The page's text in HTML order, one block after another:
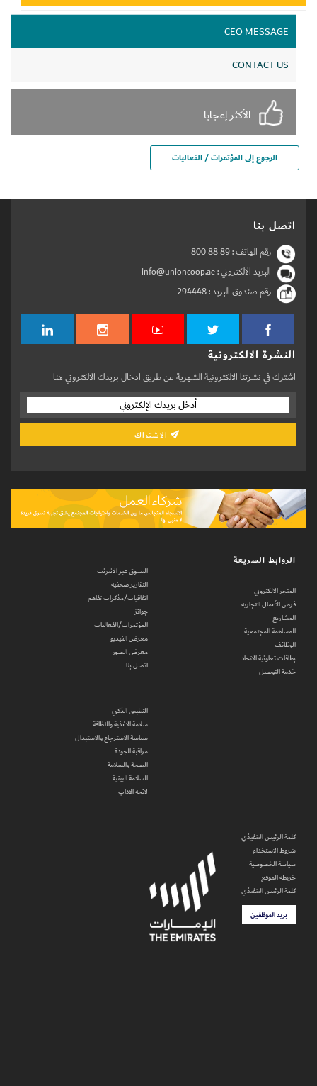
CEO MESSAGE
CONTACT US
الأكثر إعجابا
الرجوع إلى المؤتمرات / الفعاليات
اتصل بنا
رقم الهاتف :800 88 89
البريد الالكتروني : info@unioncoop.ae
رقم صندوق البريد :294448
النشرة الالكترونية
اشترك في نشرتنا الالكترونية الشهرية عن طريق ادخال بريدك الالكتروني هنا
الروابط السريعة
المتجر الالكتروني
فرص الأعمال التجارية
المشاريع
المساهمة المجتمعية
الوظائف
بطاقات تعاونية الاتحاد
خدمة التوصيل
التسوق عبر الانترنت
التقارير صحفية
اتفاقيات/مذكرات تفاهم
جوائز
المؤتمرات/الفعاليات
معرض الفيديو
معرض الصور
اتصل بنا
التطبيق الذكي
سلامة الاغذية والنظافة
سياسة الاسترجاع والاستبدال
مراقبة الجودة
الصحة والسلامة
السلامة البيئية
لائحة الآداب
كلمة الرئيس التنفيذي
شروط الاستخدام
سياسة الخصوصية
خريطة الموقع
كلمة الرئيس التنفيذي
بريد الموظفين